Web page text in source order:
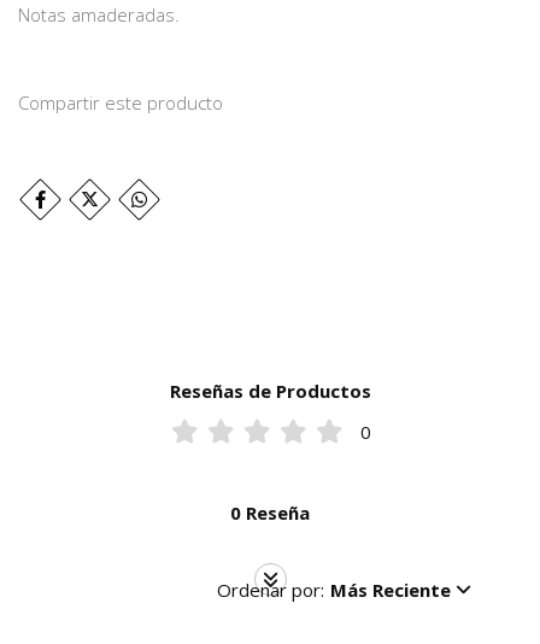
Notas amaderadas.
Compartir este producto
Reseñas de Productos
0
0 Reseña
Ordenar por: Más Reciente